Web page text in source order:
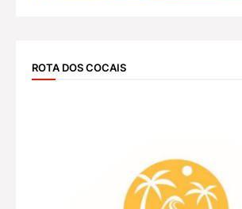
ROTA DOS COCAIS